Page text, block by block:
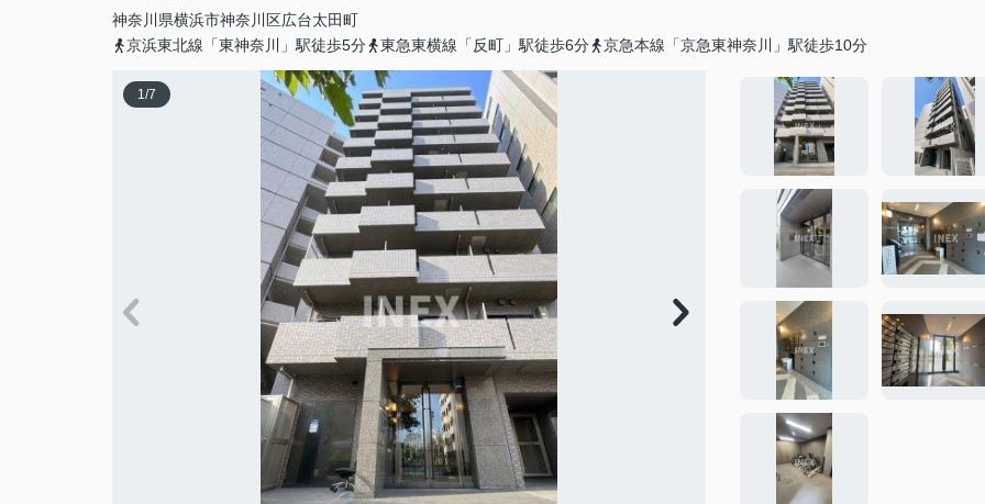
神奈川県横浜市神奈川区広台太田町
京浜東北線「東神奈川」駅徒歩5分
東急東横線「反町」駅徒歩6分 京急本線「京急東神奈川」駅徒歩10分
1/7